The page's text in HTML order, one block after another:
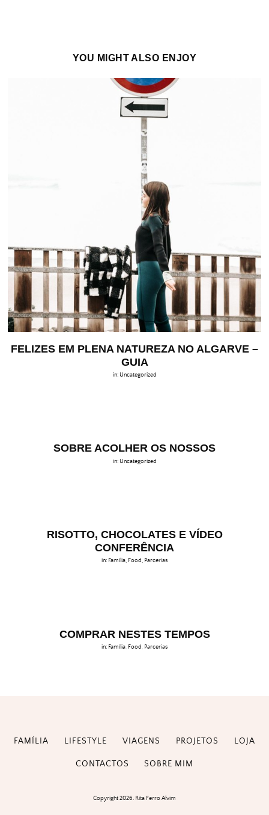
YOU MIGHT ALSO ENJOY
FELIZES EM PLENA NATUREZA NO ALGARVE –
GUIA
in: Uncategorized
SOBRE ACOLHER OS NOSSOS
in: Uncategorized
RISOTTO, CHOCOLATES E VÍDEO
CONFERÊNCIA
in: Família, Food, Parcerias
COMPRAR NESTES TEMPOS
in: Família Food Parcerias
FAMÍLIA LIFESTYLE VIAGENS PROJETOS LOJA
CONTACTOS SOBRE MIM
Copyright 2026. Rita Ferro Alvim